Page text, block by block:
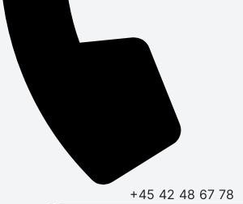
+45 42 48 67 78